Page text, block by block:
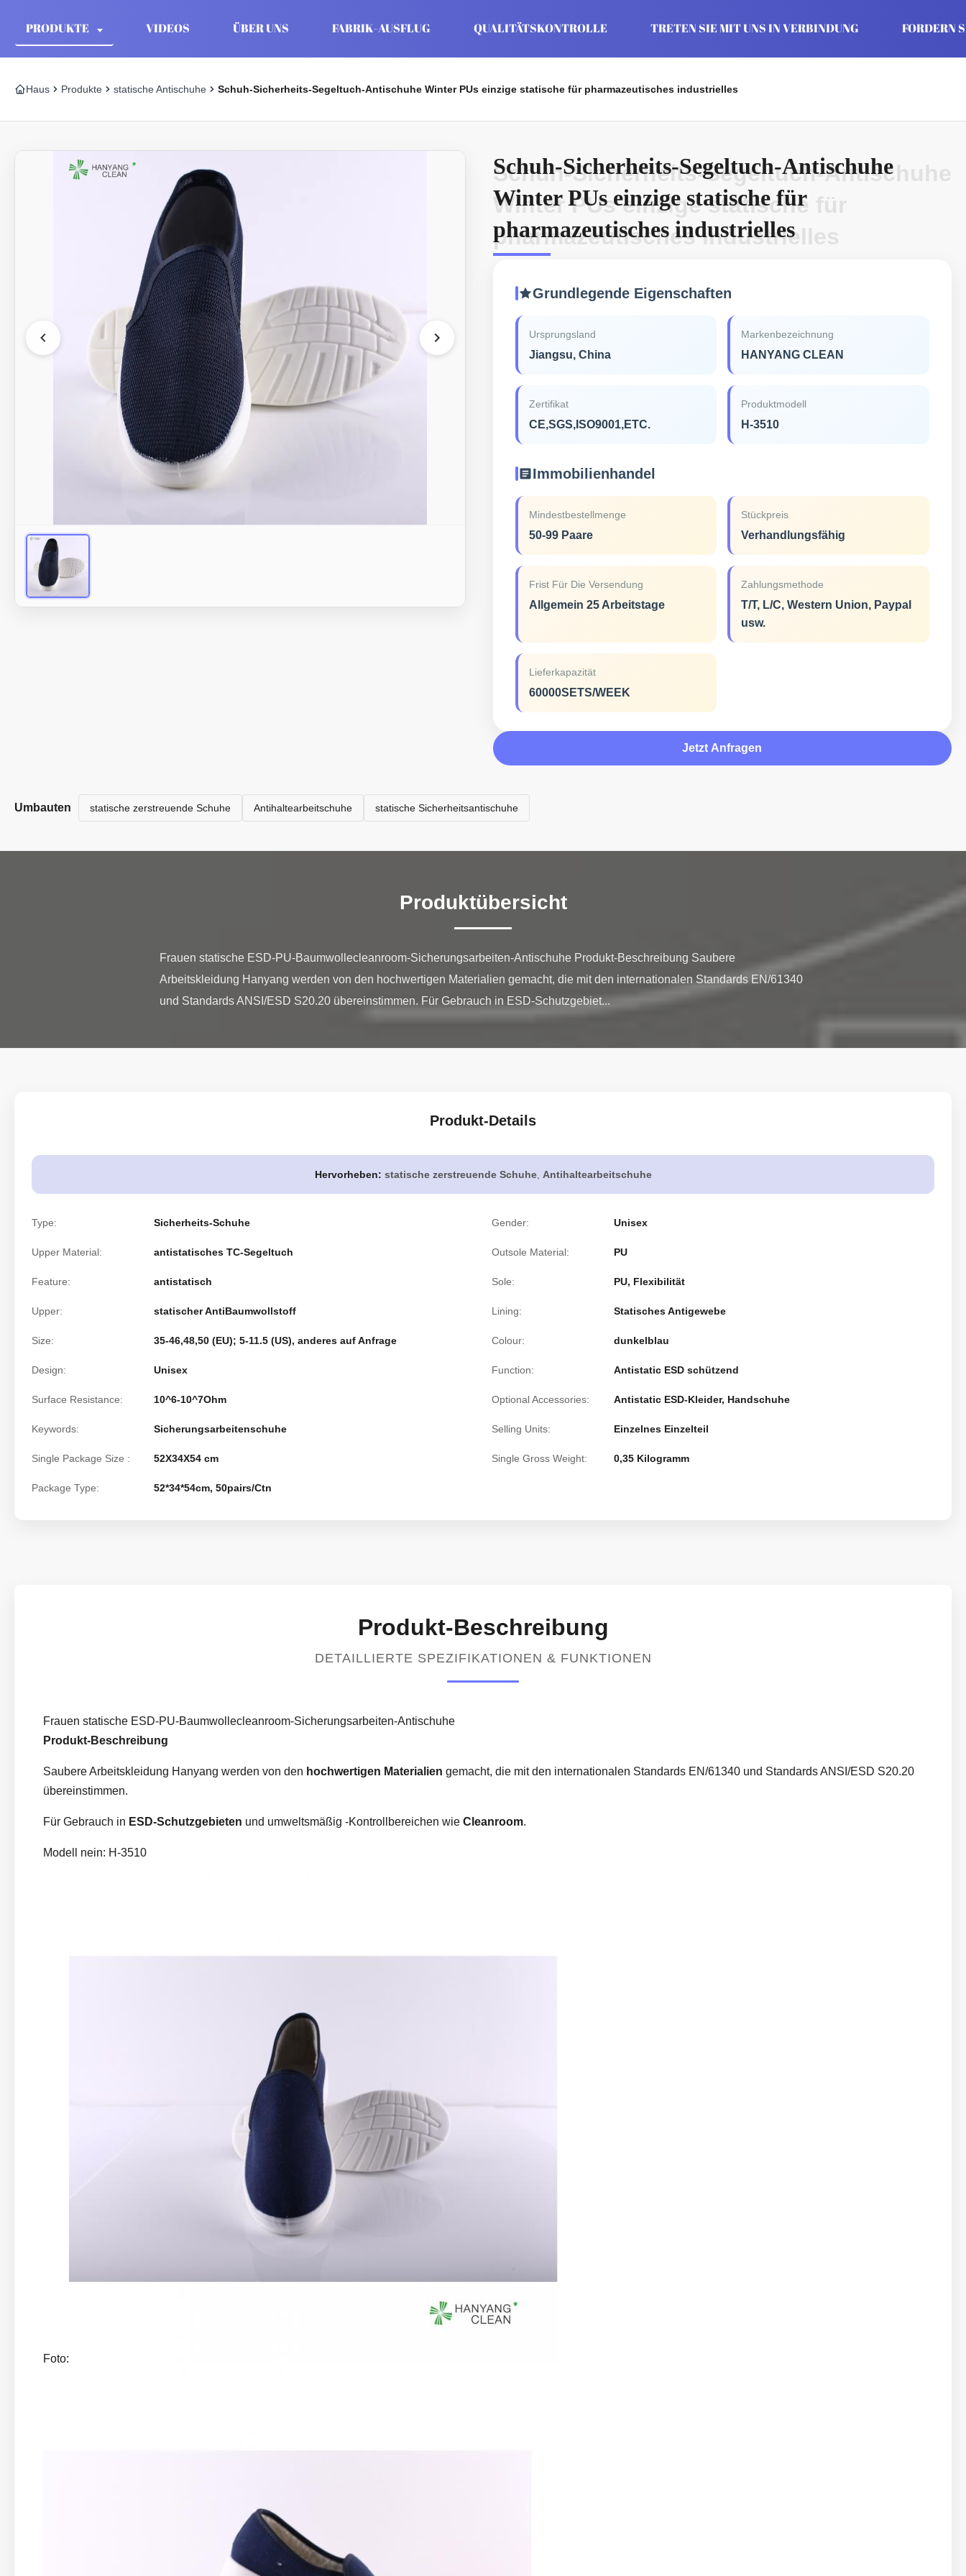
PRODUKTE VIDEOS ÜBER UNS FABRIK-AUSFLUG QUALITÄTSKONTROLLE TRETEN SIE MIT UNS IN VERBINDUNG FORDERN
Haus Produkte statische Antischuhe Schuh-Sicherheits-Segeltuch-Antischuhe Winter PUs einzige statische für pharmazeutisches industrielles
Schuh-Sicherheits-Segeltuch-Antischuhe
Winter PUs einzige statische für
pharmazeutisches industrielles
Schuh-Sicherheits-Segeltuch-Antischuhe
Winter PUs einzige statische für
pharmazeutisches industrielles
Grundlegende Eigenschaften
Ursprungsland
Jiangsu, China
Markenbezeichnung
HANYANG CLEAN
Zertifikat
CE,SGS,ISO9001,ETC.
Produktmodell
H-3510
Immobilienhandel
Mindestbestellmenge
50-99 Paare
Stückpreis
Verhandlungsfähig
Frist Für Die Versendung
Allgemein 25 Arbeitstage
Zahlungsmethode
T/T, L/C, Western Union, Paypal
usw.
Lieferkapazität
60000SETS/WEEK
Jetzt Anfragen
Umbauten statische zerstreuende Schuhe Antihaltearbeitschuhe statische Sicherheitsantischuhe
Produktübersicht
Frauen statische ESD-PU-Baumwollecleanroom-Sicherungsarbeiten-Antischuhe Produkt-Beschreibung Saubere
Arbeitskleidung Hanyang werden von den hochwertigen Materialien gemacht, die mit den internationalen Standards EN/61340
und Standards ANSI/ESD S20.20 übereinstimmen. Für Gebrauch in ESD-Schutzgebiet...
Produkt-Details
Hervorheben: statische zerstreuende Schuhe, Antihaltearbeitschuhe
Type: Sicherheits-Schuhe Gender: Unisex
Upper Material: antistatisches TC-Segeltuch Outsole Material: PU
Feature: antistatisch Sole: PU, Flexibilität
Upper: statischer AntiBaumwollstoff Lining: Statisches Antigewebe
Size: 35-46,48,50 (EU); 5-11.5 (US), anderes auf Anfrage Colour: dunkelblau
Design: Unisex Function: Antistatic ESD schützend
Surface Resistance: 10^6-10^7Ohm Optional Accessories: Antistatic ESD-Kleider, Handschuhe
Keywords: Sicherungsarbeitenschuhe Selling Units: Einzelnes Einzelteil
Single Package Size : 52X34X54 cm Single Gross Weight: 0,35 Kilogramm
Package Type: 52*34*54cm, 50pairs/Ctn
Produkt-Beschreibung
DETAILLIERTE SPEZIFIKATIONEN & FUNKTIONEN
Frauen statische ESD-PU-Baumwollecleanroom-Sicherungsarbeiten-Antischuhe
Produkt-Beschreibung
Saubere Arbeitskleidung Hanyang werden von den hochwertigen Materialien gemacht, die mit den internationalen Standards EN/61340 und Standards ANSI/ESD S20.20
übereinstimmen.
Für Gebrauch in ESD-Schutzgebieten und umweltsmäßig -Kontrollbereichen wie Cleanroom.
Modell nein: H-3510
Foto: